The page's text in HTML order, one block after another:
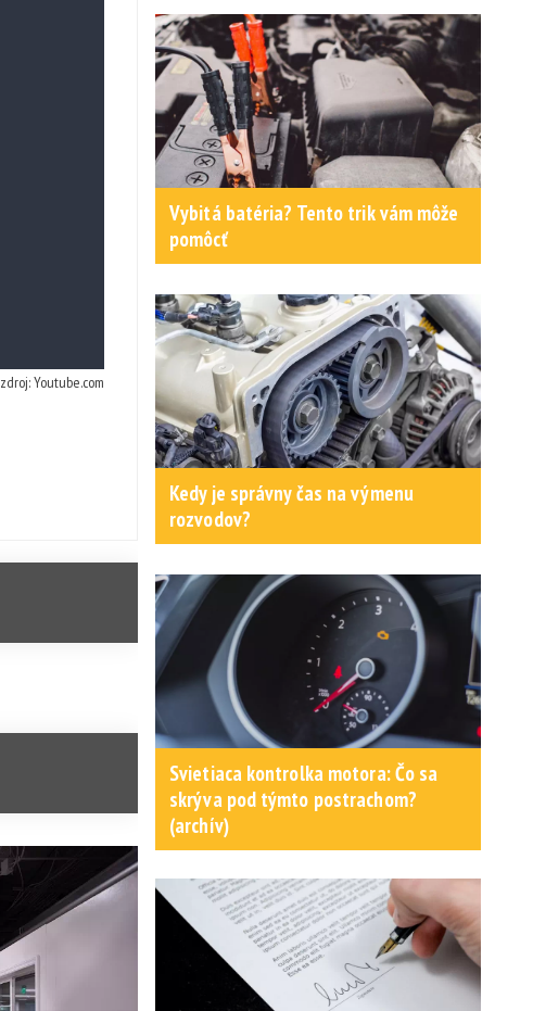
zdroj: Youtube.com
Vybitá batéria? Tento trik vám môže
pomôcť
Kedy je správny čas na výmenu
rozvodov?
Svietiaca kontrolka motora: Čo sa
skrýva pod týmto postrachom?
(archív)